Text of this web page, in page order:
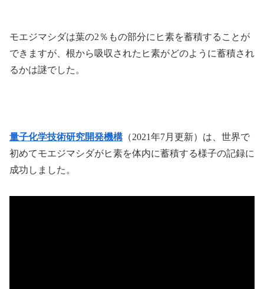
モエジマシダは葉の2％もの部分にヒ素を蓄積することが
できますが、根から吸収されたヒ素がどのように蓄積され
るかは謎でした。
量子化学技術研究開発機構 （2021年7月更新）は、世界で
初めてモエジマシダがヒ素を体内に蓄積する様子の記録に
成功しました。